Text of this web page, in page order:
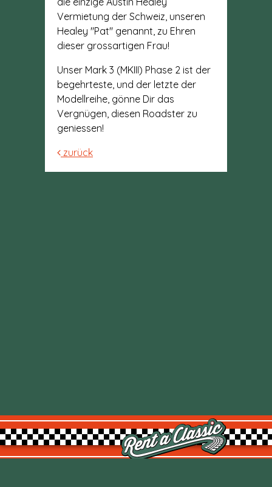
Vermietung der Schweiz, unseren
Healey "Pat" genannt, zu Ehren
dieser grossartigen Frau!
Unser Mark 3 (MKIII) Phase 2 ist der
begehrteste, und der letzte der
Modellreihe, gönne Dir das
Vergnügen, diesen Roadster zu
geniessen!
zurück